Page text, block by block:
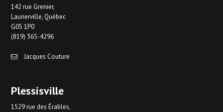
142 rue Grenier,
Laurierville, Québec
G0S 1P0
(819) 365-4296
Jacques Couture
Plessisville
1529 rue des Érables,